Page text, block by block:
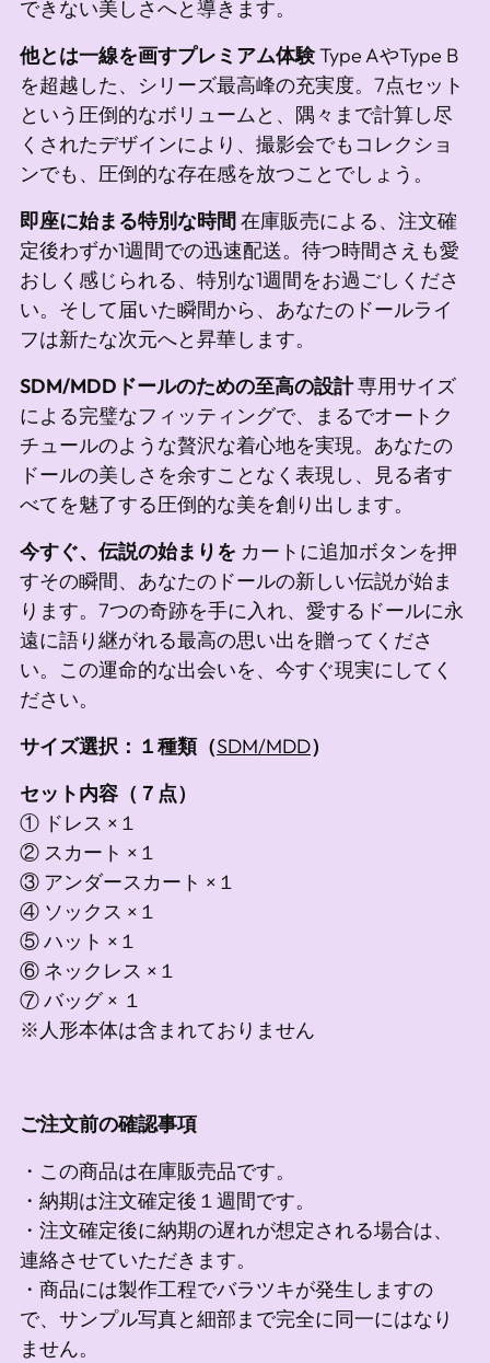
できない美しさへと導きます。
他とは一線を画すプレミアム体験Type AやType B
を超越した、シリーズ最高峰の充実度。7点セット
という圧倒的なボリュームと、隅々まで計算し尽
くされたデザインにより、撮影会でもコレクショ
ンでも、圧倒的な存在感を放つことでしょう。
即座に始まる特別な時間 在庫販売による、注文確
定後わずか1週間での迅速配送。待つ時間さえも愛
おしく感じられる、特別な1週間をお過ごしくださ
い。そして届いた瞬間から、あなたのドールライ
フは新たな次元へと昇華します。
SDM/MDDドールのための至高の設計専用サイズ
による完璧なフィッティングで、まるでオートク
チュールのような贅沢な着心地を実現。あなたの
ドールの美しさを余すことなく表現し、見る者す
べてを魅了する圧倒的な美を創り出します。
今すぐ、伝説の始まりを カートに追加ボタンを押
すその瞬間、あなたのドールの新しい伝説が始ま
ります。7つの奇跡を手に入れ、愛するドールに永
遠に語り継がれる最高の思い出を贈ってくださ
い。この運命的な出会いを、今すぐ現実にしてく
ださい。
サイズ選択：１種類（SDM/MDD）
セット内容（７点）
① ドレス ×１
② スカート ×１
③ アンダースカート ×１
④ ソックス ×１
⑤ ハット ×１
⑥ ネックレス ×１
⑦ バッグ × １
※人形本体は含まれておりません
ご注文前の確認事項
・この商品は在庫販売品です。
・納期は注文確定後１週間です。
・注文確定後に納期の遅れが想定される場合は、
連絡させていただきます。
・商品には製作工程でバラツキが発生しますの
で、サンプル写真と細部まで完全に同一にはなり
ません。